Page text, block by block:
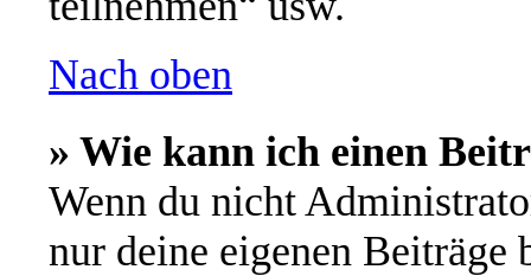
Nach oben
» Wie kann ich einen
Wenn du nicht
nur deine eigenen Beiträge